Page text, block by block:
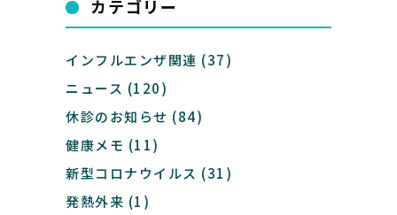
カテゴリー
インフルエンザ関連 (37)
ニュース (120)
休診のお知らせ (84)
健康メモ (11)
新型コロナウイルス (31)
発熱外来 (1)